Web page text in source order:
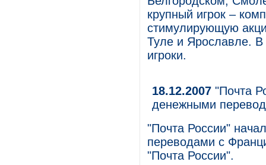
крупный игрок –
стимулирующую
Туле и Ярославле. В
игроки.
18.12.2007 "Почта
денежными
"Почта России"
переводами с
"Почта России".